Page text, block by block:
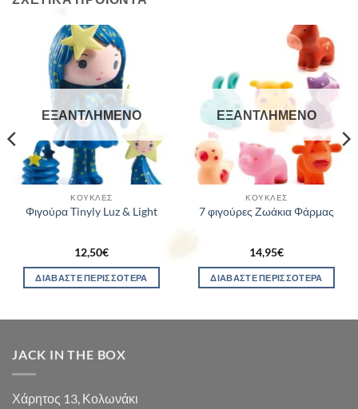
ΕΞΑΝΤΛΗΜΈΝΟ
ΚΟΎΚΛΕΣ
Φιγούρα Tinyly Luz & Light
12,50€
ΔΙΑΒΆΣΤΕ ΠΕΡΙΣΣΌΤΕΡΑ
ΕΞΑΝΤΛΗΜΈΝΟ
ΚΟΎΚΛΕΣ
7 φιγούρες Ζωάκια Φάρμας
14,95€
ΔΙΑΒΆΣΤΕ ΠΕΡΙΣΣΌΤΕΡΑ
JACK IN THE BOX
Χάρητος 13, Κολωνάκι